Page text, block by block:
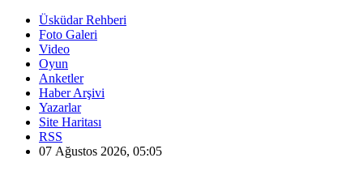
Üsküdar Rehberi
Foto Galeri
Video
Oyun
Anketler
Haber Arşivi
Yazarlar
Site Haritası
RSS
07 Ağustos 2026, 05:05